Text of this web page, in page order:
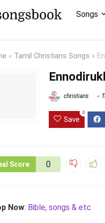
Songs
» Tamil Christians Songs »
christians
Save
0
Score 0
Now: Bible, songs & etc